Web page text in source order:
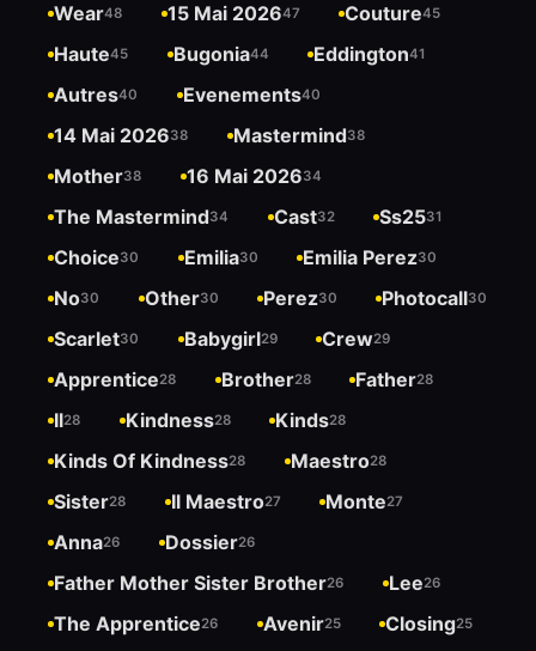
Wear48 15 Mai 202647 Couture45
Haute45 Bugonia44 Eddington41
Autres40 Evenements40
14 Mai 202638 Mastermind38
Mother38 16 Mai 202634
The Mastermind34 Cast32 Ss2531
Choice30 Emilia30 Emilia Perez30
No30 Other30 Perez30 Photocall30
Scarlet30 Babygirl29 Crew29
Apprentice28 Brother28 Father28
Il28 Kindness28 Kinds28
Kinds Of Kindness28 Maestro28
Sister28 Il Maestro27 Monte27
Anna26 Dossier26
Father Mother Sister Brother26 Lee26
The Apprentice26 Avenir25 Closing25